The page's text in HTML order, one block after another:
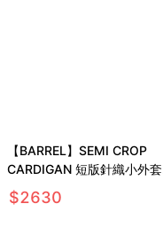
【BARREL】SEMI CROP
CARDIGAN 短版針織小外套
#FADE BLUE
$2630